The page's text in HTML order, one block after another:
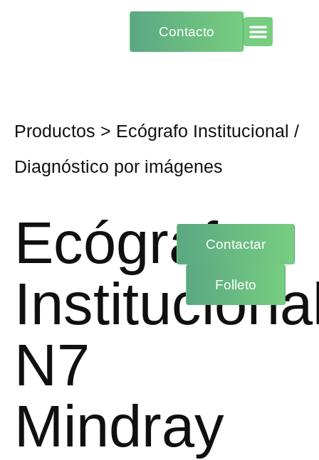
Contacto
Productos > Ecógrafo Institucional /
Diagnóstico por imágenes
Ecógrafo
N7
Mindray
Contactar
Folleto